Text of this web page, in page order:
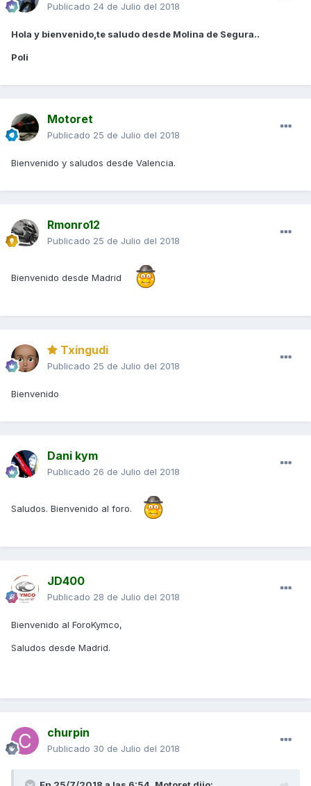
Publicado 24 de Julio del 2018
Hola y bienvenido,te saludo desde Molina de Segura..
Poli
Motoret
Publicado 25 de Julio del 2018
Bienvenido y saludos desde Valencia.
Rmonro12
Publicado 25 de Julio del 2018
Bienvenido desde Madrid
Txingudi
Publicado 25 de Julio del 2018
Bienvenido
Dani kym
Publicado 26 de Julio del 2018
Saludos. Bienvenido al foro.
JD400
Publicado 28 de Julio del 2018
Bienvenido al ForoKymco,
Saludos desde Madrid.
churpin
Publicado 30 de Julio del 2018